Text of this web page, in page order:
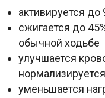
активируется
сжигается до
обычной ходьбе
улучшается
уменьшается